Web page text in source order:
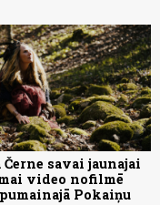
Černe savai jaunajai
video nofilmē
Pokaiņu